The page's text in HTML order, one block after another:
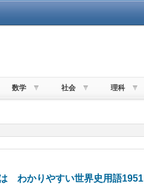
数学 社会 理科
わかりやすい世界史用語1951